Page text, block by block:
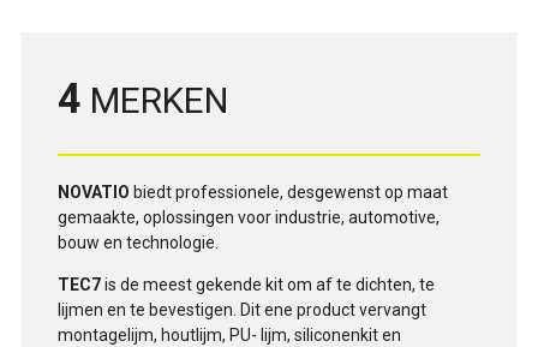
4 MERKEN
NOVATIO biedt professionele, desgewenst op maat
gemaakte, oplossingen voor industrie, automotive,
bouw en technologie.
TEC7is de meest gekende kit om af te dichten, te
lijmen en te bevestigen. Dit ene product vervangt
montagelijm, houtlijm, PU- lijm, siliconenkit en